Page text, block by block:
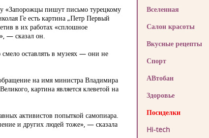
«Запорожцы пишут письмо турецкому
Ге есть картина „Петр Первый
в их работах «сплошное
— сказал он.
оставлять в музеях — они не
на имя министра Владимира
картина является клеветой на
активистов попыткой самопиара.
и других людей тоже», — сказала
Вселенная
Салон красоты
Вкусные рецепты
Спорт
АВтобан
Здоровье
Посиделки
Hi-tech